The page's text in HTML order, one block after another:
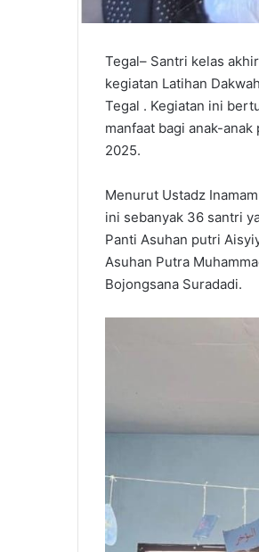
Tegal– Santri kelas
kegiatan Latihan
Tegal . Kegiatan ini
manfaat bagi anak-
2025.
Menurut Ustadz
ini sebanyak 36 santri
Panti Asuhan putri
Asuhan Putra
Bojongsana Suradadi.